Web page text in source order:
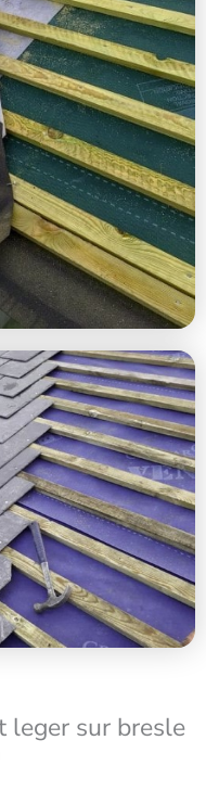
leger sur bresle